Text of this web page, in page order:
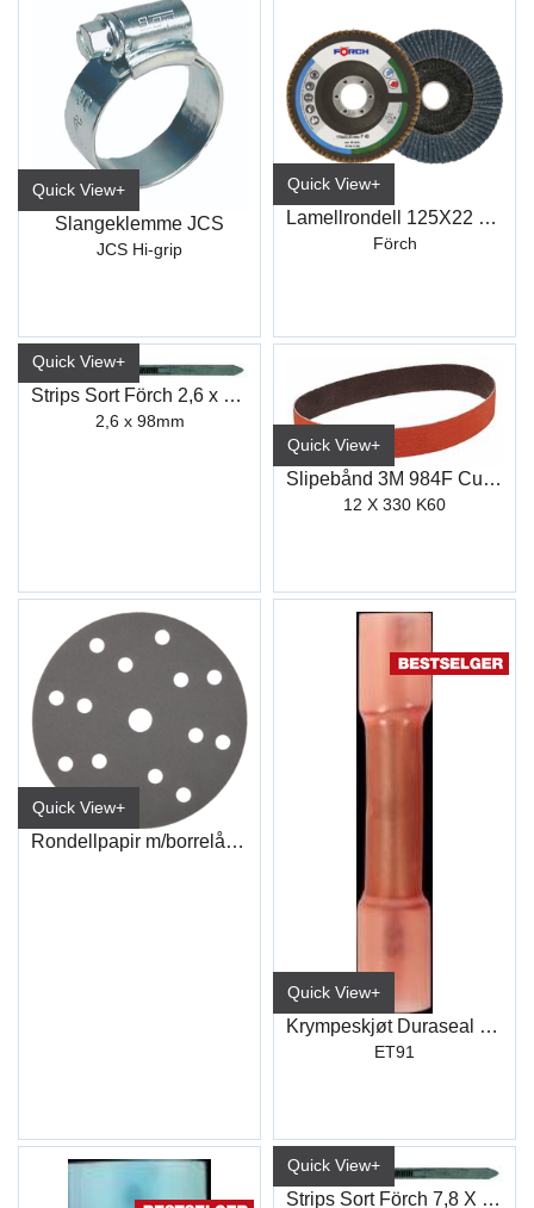
Quick View+
Slangeklemme JCS
JCS Hi-grip
Quick View+
Lamellrondell 125X22 Z60Kf
Förch
Quick View+
Strips Sort Förch 2,6 x 98mm (100)
2,6 x 98mm
Quick View+
Slipebånd 3M 984F Cubitron II
12 X 330 K60
Quick View+
Rondellpapir m/borrelås 150mm 15hull
Quick View+
Krympeskjøt Duraseal Rød (100)
ET91
Quick View+
Strips Sort Förch 7,8 X 363mm